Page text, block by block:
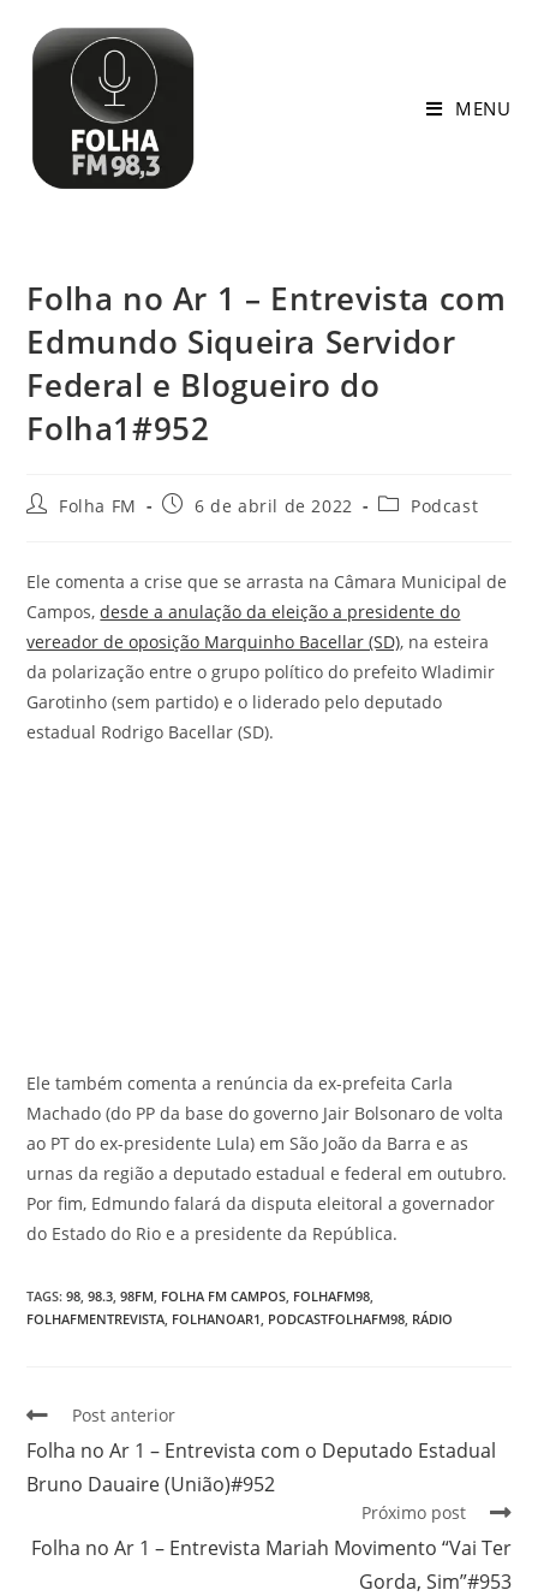
MENU
Folha no Ar 1 – Entrevista com
Edmundo Siqueira Servidor
Federal e Blogueiro do
Folha1#952
Folha FM 6 de abril de 2022 Podcast
Ele comenta a crise que se arrasta na Câmara Municipal de
Campos,desde a anulação da eleição a presidente do
vereador de oposição Marquinho Bacellar (SD), na esteira
da polarização entre o grupo político do prefeito Wladimir
Garotinho (sem partido) e o liderado pelo deputado
estadual Rodrigo Bacellar (SD).
Ele também comenta a renúncia da ex-prefeita Carla
Machado (do PP da base do governo Jair Bolsonaro de volta
ao PT do ex-presidente Lula) em São João da Barra e as
urnas da região a deputado estadual e federal em outubro.
Por fim, Edmundo falará da disputa eleitoral a governador
do Estado do Rio e a presidente da República.
TAGS:98 98.3 98FM FOLHA FM CAMPOS FOLHAFM98
FOLHAFMENTREVISTA FOLHANOAR1 PODCASTFOLHAFM98 RÁDIO
Post anterior
Folha no Ar 1 – Entrevista com o Deputado Estadual
Bruno Dauaire (União)#952
Próximo post
Folha no Ar 1 – Entrevista Mariah Movimento “Vai Ter
Gorda, Sim”#953